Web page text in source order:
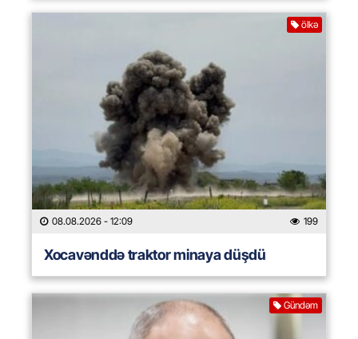
ölkə
08.08.2026 - 12:09 199
Xocavənddə traktor minaya düşdü
Gündəm